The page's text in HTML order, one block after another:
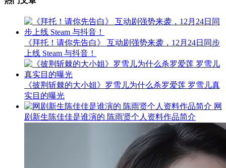
《拜托！请你先告白》 互动剧强势来袭，12月24日同步
上线 Steam 与抖音！
《披荆斩棘的大小姐》罗雪儿为什么杀罗爱莲 罗雪儿真
实目的曝光
网
剧新生陈佳佳是谁演的 陈雨贤个人资料作品简介